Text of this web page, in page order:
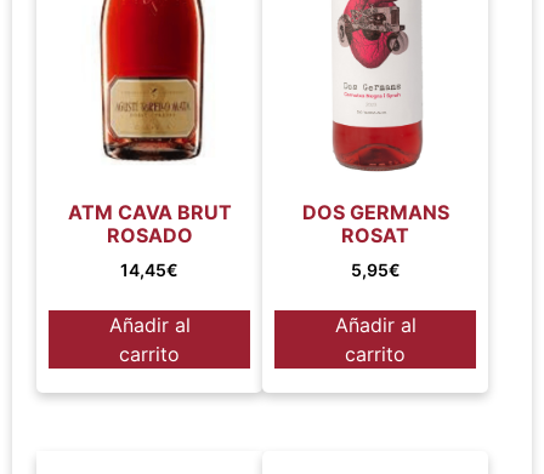
ATM CAVA BRUT
ROSADO
14,45€
Añadir al
carrito
DOS GERMANS
ROSAT
5,95€
Añadir al
carrito